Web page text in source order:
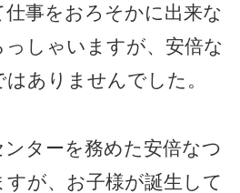
事をおろそかに出来な
しゃいますが、安倍な
ありませんでした。
ターを務めた安倍なつ
が、お子様が誕生して